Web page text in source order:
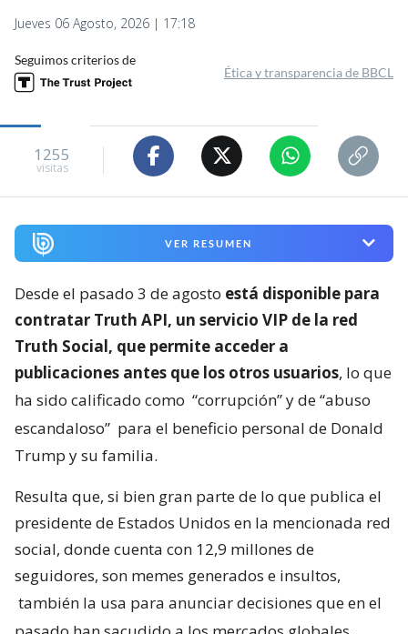
Jueves 06 Agosto, 2026 | 17:18
Seguimos criterios de
Ética y transparencia de BBCL
1255
visitas
VER RESUMEN
Desde el pasado 3 de agosto está disponible para
contratar Truth API, un servicio VIP de la red
Truth Social, que permite acceder a
publicaciones antes que los otros usuarios, lo que
ha sido calificado como “corrupción” y de “abuso
escandaloso” para el beneficio personal de Donald
Trump y su familia.
Resulta que, si bien gran parte de lo que publica el
presidente de Estados Unidos en la mencionada red
social, donde cuenta con 12,9 millones de
seguidores, son memes generados e insultos,
también la usa para anunciar decisiones que en el